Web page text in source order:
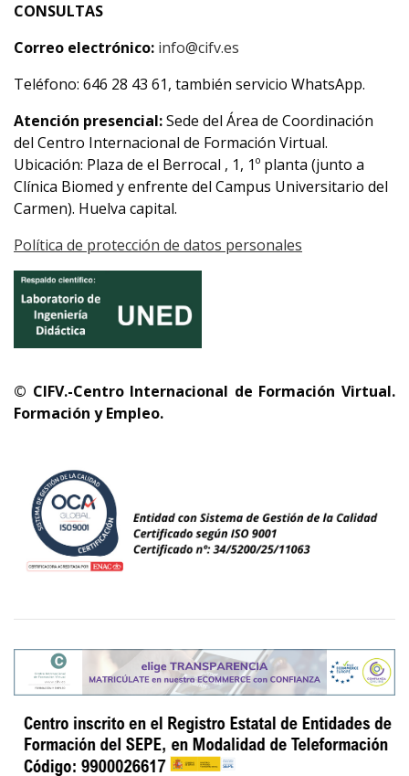
CONSULTAS
Correo electrónico: info@cifv.es
Teléfono: 646 28 43 61, también servicio WhatsApp.
Atención presencial:Sede del Área de Coordinación
del Centro Internacional de Formación Virtual.
Ubicación: Plaza de el Berrocal , 1, 1º planta (junto a
Clínica Biomed y enfrente del Campus Universitario del
Carmen). Huelva capital.
Política de protección de datos personales
© CIFV.-Centro Internacional de Formación Virtual.
Formación y Empleo.